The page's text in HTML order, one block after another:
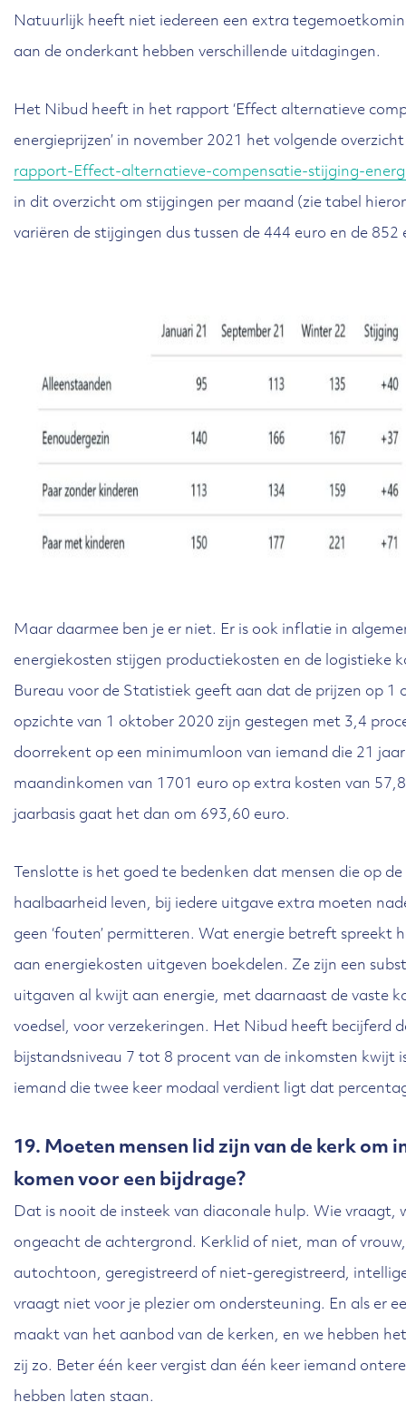
Natuurlijk heeft niet iedereen een extra
aan de onderkant hebben verschillende uitdagingen.
Het Nibud heeft in het rapport ‘Effect alternatieve
energieprijzen’ in november 2021 het volgende
rapport-Effect-alternatieve-compensatie-stijging-
in dit overzicht om stijgingen per maand (zie tabel
variëren de stijgingen dus tussen de 444 euro en de 852
Maar daarmee ben je er niet. Er is ook inflatie in
energiekosten stijgen productiekosten en de logistieke
Bureau voor de Statistiek geeft aan dat de prijzen op 1
opzichte van 1 oktober 2020 zijn gestegen met 3,4
doorrekent op een minimumloon van iemand die 21
maandinkomen van 1701 euro op extra kosten van
jaarbasis gaat het dan om 693,60 euro.
Tenslotte is het goed te bedenken dat mensen die op de
haalbaarheid leven, bij iedere uitgave extra moeten
geen ‘fouten’ permitteren. Wat energie betreft spreekt
aan energiekosten uitgeven boekdelen. Ze zijn een
uitgaven al kwijt aan energie, met daarnaast de vaste
voedsel, voor verzekeringen. Het Nibud heeft becijferd
bijstandsniveau 7 tot 8 procent van de inkomsten kwijt
iemand die twee keer modaal verdient ligt dat
19. Moeten mensen lid zijn van de kerk om
komen voor een bijdrage?
Dat is nooit de insteek van diaconale hulp. Wie vraagt,
ongeacht de achtergrond. Kerklid of niet, man of
autochtoon, geregistreerd of niet-geregistreerd,
vraagt niet voor je plezier om ondersteuning. En als er
maakt van het aanbod van de kerken, en we hebben
zij zo. Beter één keer vergist dan één keer iemand
hebben laten staan.